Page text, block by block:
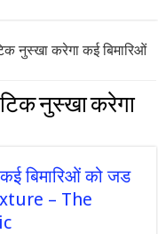
नुस्खा करेगा कई बिमारिओं
नुस्खा करेगा
बिमारिओं को जड
– The